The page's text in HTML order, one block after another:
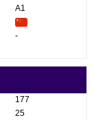
A1
-
177
25